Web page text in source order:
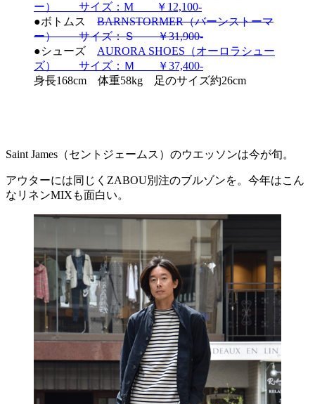
ー） サイズ：M ￥12,100-
●ボトムス BARNSTORMER（バーンストーマ
ー） サイズ：Ｓ ￥31,900-
●シューズ AURORA SHOES（オーロラシュー
ズ） サイズ：Ｍ ￥37,400-
身長168cm 体重58kg 足のサイズ約26cm
Saint James（セントジェームス）のウエッソンは今が旬。
アウターには同じくZABOU別注のブルゾンを。今年はこん
なリネンMIXも面白い。